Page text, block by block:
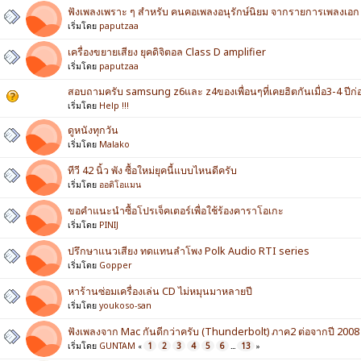
ฟังเพลงเพราะ ๆ สำหรับ คนคอเพลงอนุรักษ์นิยม จากรายการเพลงเอ
เริ่มโดย paputzaa
เครื่องขยายเสียง ยุคดิจิตอล Class D amplifier
เริ่มโดย paputzaa
สอบถามครับ samsung z6และ z4ของเพื่อนๆที่เคยฮิตกันเมื่อ3-4 ปี
เริ่มโดย Help !!!
ดูหนังทุกวัน
เริ่มโดย Malako
ทีวี 42 นิ้ว พัง ซื้อใหม่ยุคนี้แบบไหนดีครับ
เริ่มโดย ออดิโอแมน
ขอคำแนะนำ​ซื้อ​โปรเจ็ค​เตอร์​เพื่อใช้ร้องคาราโอเกะ​
เริ่มโดย PINIJ
ปรึกษาแนวเสียง ทดแทนลำโพง Polk Audio RTI series
เริ่มโดย Gopper
หาร้านซ่อมเครื่องเล่น CD ไม่หมุนมาหลายปี
เริ่มโดย youkoso-san
ฟังเพลงจาก Mac กันดีกว่าครับ (Thunderbolt) ภาค2 ต่อจากปี 2008
เริ่มโดย GUNTAM « 1 2 3 4 5 6 ... 13 »